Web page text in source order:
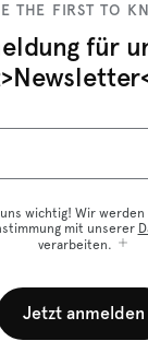
THE FIRST TO
für
wichtig! Wir
mit unserer
verarbeiten.
Jetzt anmelden